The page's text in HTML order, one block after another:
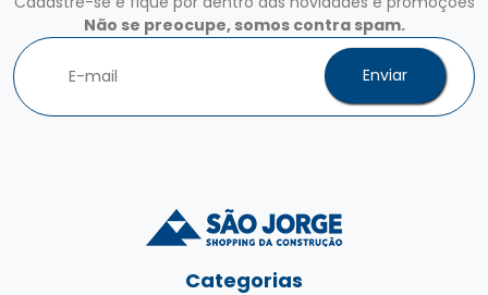
Não se preocupe, somos contra spam.
Enviar
Categorias